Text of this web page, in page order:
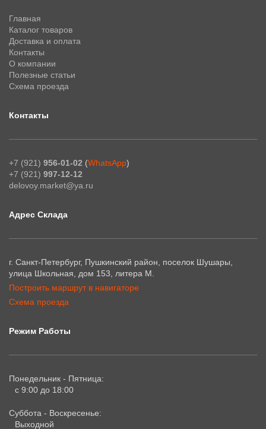
Главная
Каталог товаров
Доставка и оплата
Контакты
О компании
Полезные статьи
Схема проезда
Контакты
+7 (921) 956-01-02 (WhatsApp)
+7 (921) 997-12-12
delovoy.market@ya.ru
Адрес Склада
г. Санкт-Петербург, Пушкинский район, поселок Шушары,
улица Школьная, дом 153, литера М.
Построить маршрут в навигаторе
Схема проезда
Режим Работы
Понедельник - Пятница:
с 9:00 до 18:00
Суббота - Воскресенье:
Выходной